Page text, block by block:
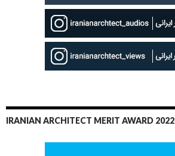
IRANIAN ARCHITECT MERIT AWARD 2022